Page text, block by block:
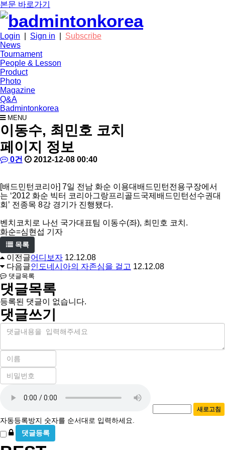
본문 바로가기
Login Sign in
Subscribe
News
Tournament
People & Lesson
Product
Photo
Magazine
Q&A
Badmintonkorea
MENU
photo
이동수, 최민호 코치
페이지 정보
작
심
댓 0건 작 2012-12-08 00:40
문
[배드민턴코리아] 7일 전남 화순 이용대배드민턴전용구장에서
는 ‘2012 화순 빅터 코리아그랑프리골드국제배드민턴선수권대
회’ 전종목 8강 경기가 진행됐다.
벤치코치로 나선 국가대표팀 이동수(좌), 최민호 코치.
화순=심현섭 기자
목록
이전글어디보자 12.12.08
다음글인도네시아의 자존심을 걸고 12.12.08
댓글목록
댓글목록
등록된 댓글이 없습니다.
댓글쓰기
내
이
필
수
비
밀
수
록
방
새로고침
자동등록방지 숫자를 순서대로 입력하세요.
비
밀